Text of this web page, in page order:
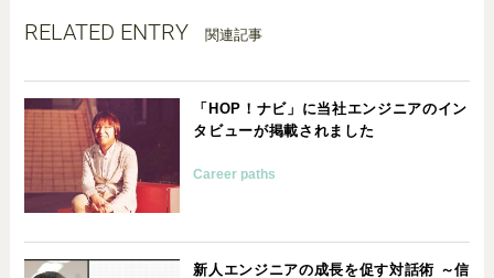
RELATED ENTRY 関連記事
「HOP！ナビ」に当社エンジニアのイン
タビューが掲載されました
Career paths
新人エンジニアの成長を促す対話術 ～信